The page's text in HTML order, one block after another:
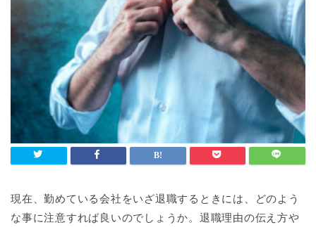
現在、勤めている会社をいざ退職するときには、どのよう
な事に注意すれば良いのでしょうか。退職理由の伝え方や